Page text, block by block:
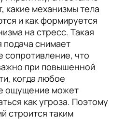
какие механизмы тела
и как формируется
на стресс. Такая
подача снимает
сопротивление, что
при повышенной
когда любое
ощущение может
как угроза. Поэтому
строится таким